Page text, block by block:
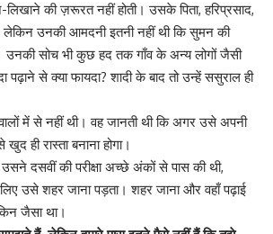
लिखाने की ज़रूरत नहीं होती। उसके पिता, हरिप्रसाद,
लेकिन उनकी आमदनी इतनी नहीं थी कि सुमन की
उनकी सोच भी कुछ हद तक गाँव के अन्य लोगों जैसी
पढ़ाने से क्या फायदा? शादी के बाद तो उन्हें ससुराल ही
में से नहीं थी। वह जानती थी कि अगर उसे अपनी
ही रास्ता बनाना होगा।
दसवीं की परीक्षा अच्छे अंकों से पास की थी,
उसे शहर जाना पड़ता। शहर जाना और वहाँ पढ़ाई
जैसा था।